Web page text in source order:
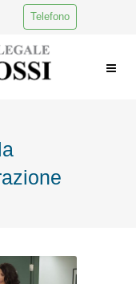
Telefono